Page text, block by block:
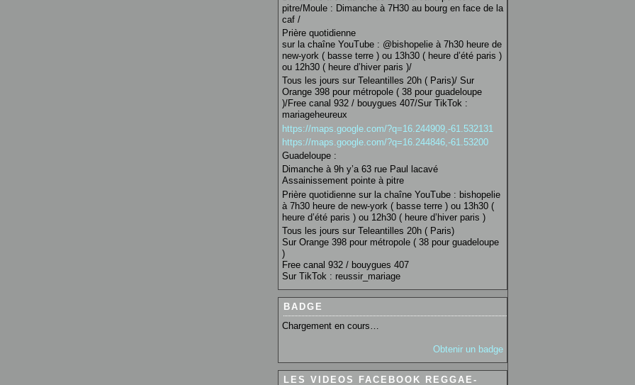
pitre/Moule : Dimanche à 7H30 au bourg en face de la
caf /
Prière quotidienne
sur la chaîne YouTube : @bishopelie à 7h30 heure de
new-york ( basse terre ) ou 13h30 ( heure d’été paris )
ou 12h30 ( heure d’hiver paris )/
Tous les jours sur Teleantilles 20h ( Paris)/ Sur
Orange 398 pour métropole ( 38 pour guadeloupe
)/Free canal 932 / bouygues 407/Sur TikTok :
mariageheureux
https://maps.google.com/?q=16.244909,-61.532131
https://maps.google.com/?q=16.244846,-61.53200
Guadeloupe :
Dimanche à 9h y’a 63 rue Paul lacavé
Assainissement pointe à pitre
Prière quotidienne sur la chaîne YouTube : bishopelie
à 7h30 heure de new-york ( basse terre ) ou 13h30 (
heure d’été paris ) ou 12h30 ( heure d’hiver paris )
Tous les jours sur Teleantilles 20h ( Paris)
Sur Orange 398 pour métropole ( 38 pour guadeloupe
)
Free canal 932 / bouygues 407
Sur TikTok : reussir_mariage
BADGE
Chargement en cours…
Obtenir un badge
LES VIDEOS FACEBOOK REGGAE-